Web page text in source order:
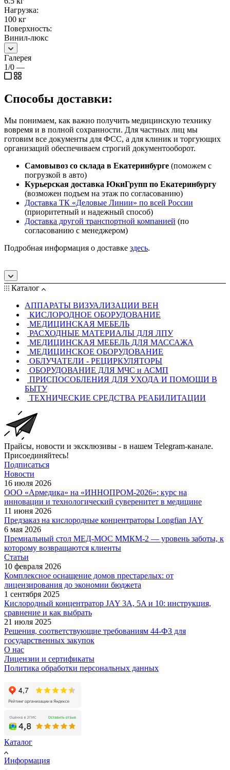
Нагрузка:
100 кг
Поверхность:
Винил-люкс
Галерея
1/0 —
Способы доставки:
Мы понимаем, как важно получить медицинскую технику
вовремя и в полной сохранности. Для частных лиц мы
готовим все документы для ФСС, а для клиник и торгующих
организаций обеспечиваем строгий документооборот.
Самовывоз со склада в Екатеринбурге (поможем с
погрузкой в авто)
Курьерская доставка ЮкиГрупп по Екатеринбургу
(возможен подъем на этаж по согласованию)
Доставка ТК «Деловые Линии» по всей России
(приоритетный и надежный способ)
Доставка другой транспортной компанией (по
согласованию с менеджером)
Подробная информация о доставке здесь.
Каталог
АППАРАТЫ ВИЗУАЛИЗАЦИИ ВЕН
КИСЛОРОДНОЕ ОБОРУДОВАНИЕ
МЕДИЦИНСКАЯ МЕБЕЛЬ
РАСХОДНЫЕ МАТЕРИАЛЫ ДЛЯ ЛПУ
МЕДИЦИНСКАЯ МЕБЕЛЬ ДЛЯ МАССАЖА
МЕДИЦИНСКОЕ ОБОРУДОВАНИЕ
ОБЛУЧАТЕЛИ - РЕЦИРКУЛЯТОРЫ
ОБОРУДОВАНИЕ ДЛЯ МЧС и АСМП
ПРИСПОСОБЛЕНИЯ ДЛЯ УХОДА И ПОМОЩИ В
БЫТУ
ТЕХНИЧЕСКИЕ СРЕДСТВА РЕАБИЛИТАЦИИ
Прайсы, новости и эксклюзивы - в нашем Telegram-канале.
Присоединяйтесь!
Подписаться
Новости
16 июля 2026
ООО «Армедика» на «ИННОПРОМ-2026»: курс на
инновации и технологический суверенитет в медицине
11 июня 2026
Предзаказ на кислородные концентраторы Longfian JAY
6 мая 2026
Премиальный стол МЕД-МОС ММКМ-2 — уровень заботы, к
которому возвращаются клиенты
Статьи
10 февраля 2026
Комплексное оснащение домов престарелых: от
лицензирования до экономии бюджета
1 сентября 2025
Кислородный концентратор JAY 3A, 5A и 10: инструкция,
сравнение и как выбрать
21 июля 2025
Решения, соответствующие требованиям 44-ФЗ для
государственных закупок
О нас
Лицензии и сертификаты
Политика обработки персональных данных
Каталог
Информация